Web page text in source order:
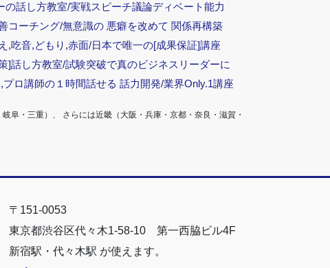
の話し方教室/実戦スピーチ議論ディベート能力
コーチング/無意識の 悪癖を改めて 関係再構築
,吃音,どもり,赤面/日本で唯一の[成果保証]講座
]話し方教室/試験突破で真のビジネスリーダーに
ロ講師の１時間話せる 話力開発/業界Only.1講座
阜・三重）、 さらには近畿（大阪・兵庫・京都・奈良・滋賀・
〒151-0053
東京都渋谷区代々木1-58-10 第一西脇ビル4F
新宿駅・代々木駅 が使えます。